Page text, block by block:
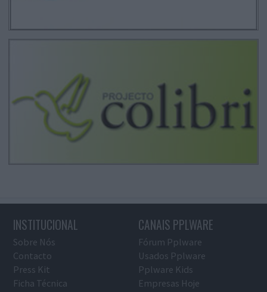
INSTITUCIONAL
Sobre Nós
Contacto
Press Kit
Ficha Técnica
CANAIS PPLWARE
Fórum Pplware
Usados Pplware
Pplware Kids
Empresas Hoje